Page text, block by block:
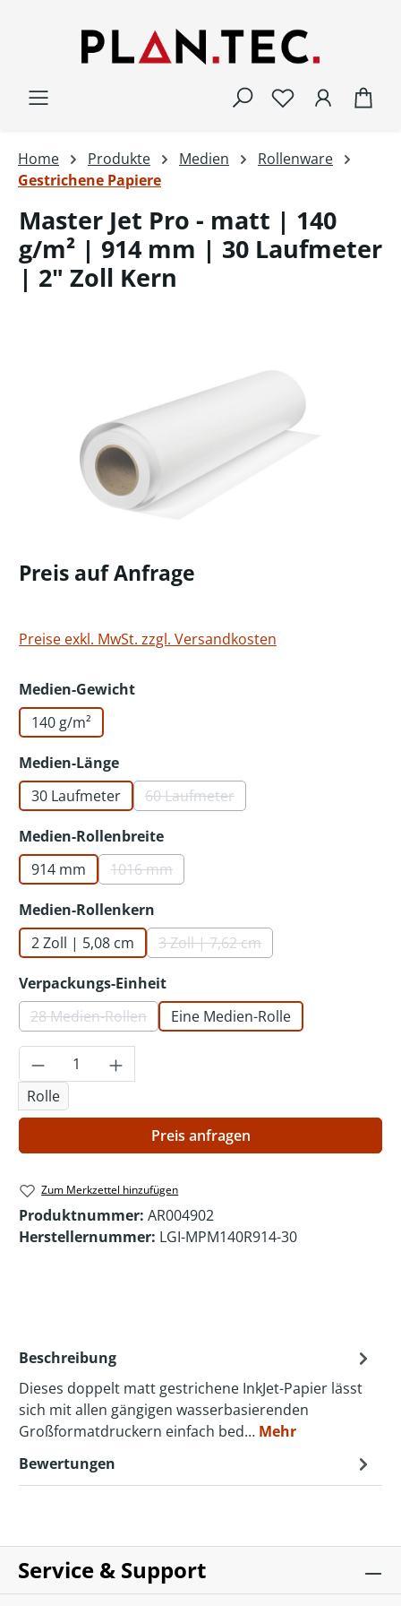
Home Produkte Medien
Rollenware
Gestrichene Papiere
Master Jet Pro - matt | 140
g/m² | 914 mm | 30 Laufmeter
| 2" Zoll Kern
Preis auf Anfrage
Preise exkl. MwSt. zzgl. Versandkosten
Medien-Gewichtauswählen
140 g/m²
Medien-Längeauswählen
30 Laufmeter
60 Laufmeter(Diese Option ist zurzeit nicht
Medien-Rollenbreiteauswählen
914 mm
1016 mm(Diese Option ist zurzeit nicht verfügbar.)
Medien-Rollenkern
2 Zoll | 5,08 cm
3 Zoll | 7,62 cm(Diese Option ist zurzeit nicht
Verpackungs-Einheitauswählen
28 Medien-Rollen(Diese Option ist zurzeit nicht verfügbar.)
Eine Medien-Rolle
Produkt Anzahl: Gib den gewünschten
Rolle
Preis anfragen
Zum Merkzettel hinzufügen
Produktnummer: AR004902
Herstellernummer: LGI-MPM140R914-30
Beschreibung
Dieses doppelt matt gestrichene InkJet-Papier lässt
sich mit allen gängigen wasserbasierenden
Großformatdruckern einfach bed… Mehr
Bewertungen
Service & Support